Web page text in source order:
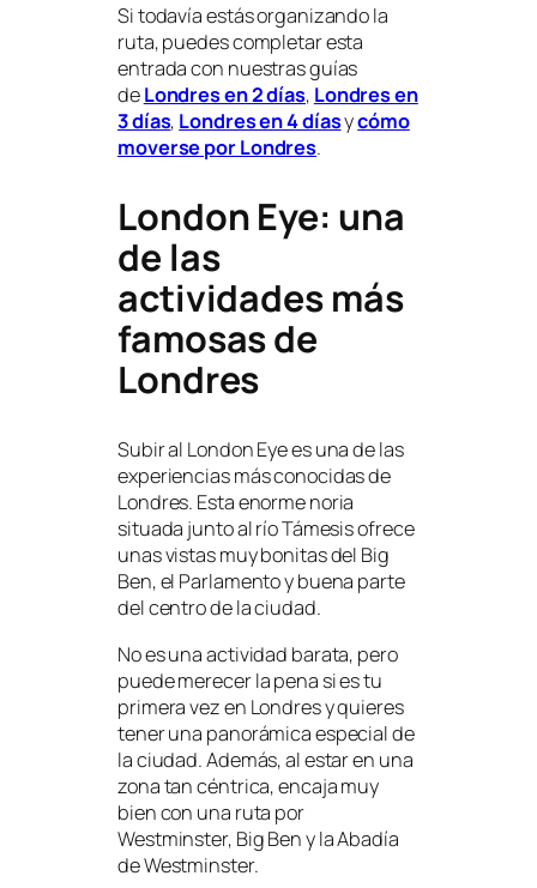
Si todavía estás organizando la
ruta, puedes completar esta
entrada con nuestras guías
deLondres en 2 días, Londres en
3 días, Londres en 4 díasycómo
moverse por Londres.
London Eye: una
de las
actividades más
famosas de
Londres
Subir al London Eye es una de las
experiencias más conocidas de
Londres. Esta enorme noria
situada junto al río Támesis ofrece
unas vistas muy bonitas del Big
Ben, el Parlamento y buena parte
del centro de la ciudad.
No es una actividad barata, pero
puede merecer la pena si es tu
primera vez en Londres y quieres
tener una panorámica especial de
la ciudad. Además, al estar en una
zona tan céntrica, encaja muy
bien con una ruta por
Westminster, Big Ben y la Abadía
de Westminster.